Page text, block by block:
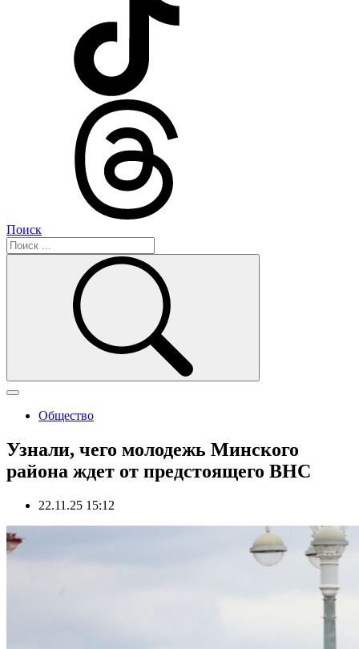
Поиск
Общество
Узнали, чего молодежь Минского
района ждет от предстоящего ВНС
22.11.25 15:12